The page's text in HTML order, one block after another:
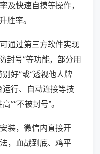
及快速自摸等操作，
胜率。
通过第三方软件实现
封号”等功能，部分用
好”或“透视他人牌
运行、自动连接等技
”“不被封号”。
装，微信内直接开
，血战到底、鸡平